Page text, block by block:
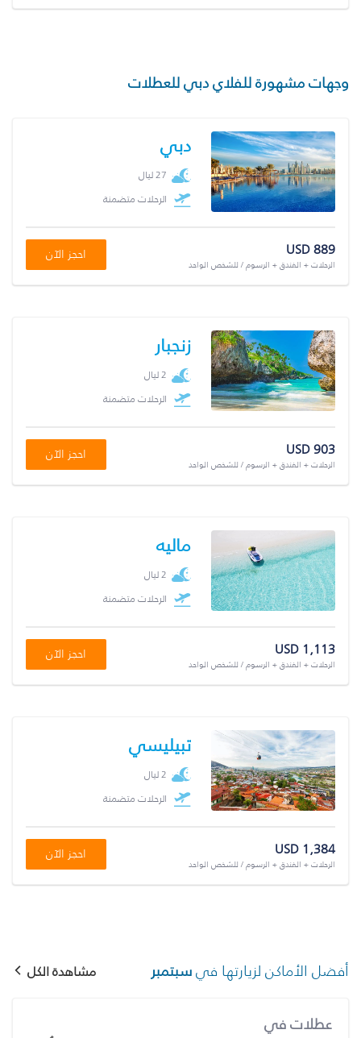
وجهات مشهورة للفلاي دبي للعطلات
دبي
27 ليال
الرحلات متضمنة
USD 889
الرحلات + الفندق + الرسوم / للشخص الواحد
احجز الآن
زنجبار
2 ليال
الرحلات متضمنة
USD 903
الرحلات + الفندق + الرسوم / للشخص الواحد
احجز الآن
ماليه
2 ليال
الرحلات متضمنة
USD 1,113
الرحلات + الفندق + الرسوم / للشخص الواحد
احجز الآن
تبيليسي
2 ليال
الرحلات متضمنة
USD 1,384
الرحلات + الفندق + الرسوم / للشخص الواحد
احجز الآن
أفضل الأماكن لزيارتها فيسبتمبر مشاهدة الكل
عطلات في